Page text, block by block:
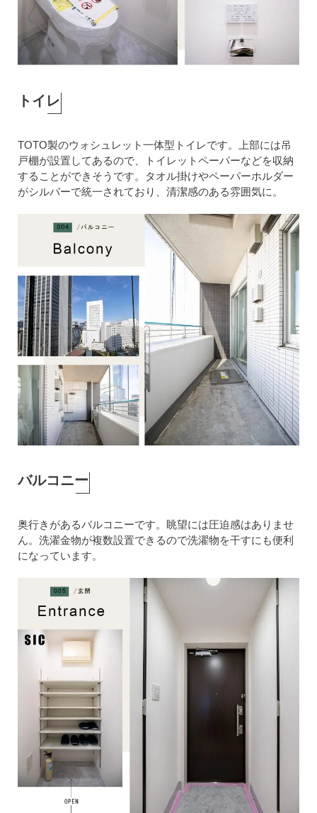
トイレ
TOTO製のウォシュレット一体型トイレです。上部には吊
戸棚が設置してあるので、トイレットペーパーなどを収納
することができそうです。タオル掛けやペーパーホルダー
がシルバーで統一されており、清潔感のある雰囲気に。
バルコニー
奥行きがあるバルコニーです。眺望には圧迫感はありませ
ん。洗濯金物が複数設置できるので洗濯物を干すにも便利
になっています。